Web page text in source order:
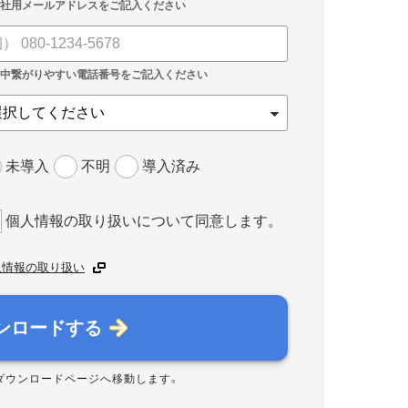
未導入 不明 導入済み
個人情報の取り扱いについて同意します。
報の取り扱い
ロードする
ウンロードページへ移動します。